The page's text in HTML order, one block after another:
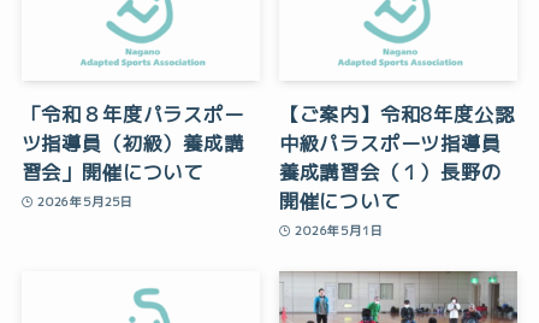
「令和８年度パラスポー
ツ指導員（初級）養成講
習会」開催について
2026年5月25日
【ご案内】令和8年度公認
中級パラスポーツ指導員
養成講習会（１）長野の
開催について
2026年5月1日